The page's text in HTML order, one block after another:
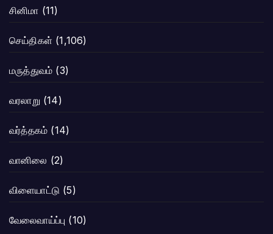
சினிமா (11)
செய்திகள் (1,106)
மருத்துவம் (3)
வரலாறு (14)
வர்த்தகம் (14)
வானிலை (2)
விளையாட்டு (5)
வேலைவாய்ப்பு (10)